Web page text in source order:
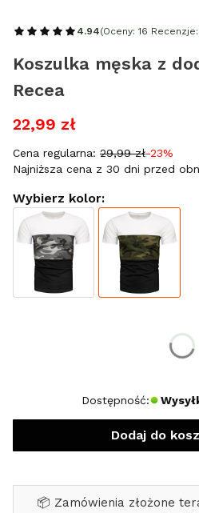
4.94(Oceny: 16
Koszulka męska z
Recea
22,99 zł
Cena regularna: 29,99 zł-23%
Najniższa cena z 30 dni przed
Wybierz kolor:
Dostępność:
Dodaj do
📦 Zamówienia złożone